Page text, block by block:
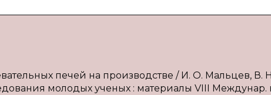
печей на производстве / И. О. Мальцев, В.
молодых ученых : материалы VIII Междунар.